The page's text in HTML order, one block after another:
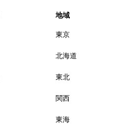
地域
東京
北海道
東北
関西
東海